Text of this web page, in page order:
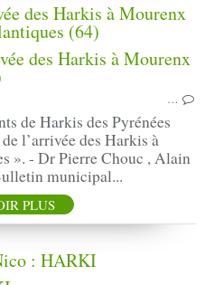
des Harkis à Mourenx
(64)
…
de Harkis des Pyrénées
l’arrivée des Harkis à
». - Dr Pierre Chouc , Alain
municipal...
PLUS
: HARKI